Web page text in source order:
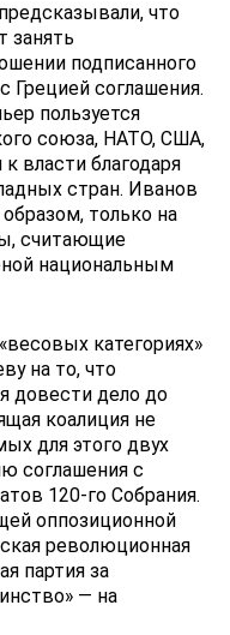
что
занять
подписанного
Грецией соглашения.
пользуется
союза, НАТО, США,
власти благодаря
стран. Иванов
только на
считающие
национальным
категориях»
на то, что
довести дело до
коалиция не
для этого двух
соглашения с
120-го Собрания.
оппозиционной
революционная
партия за
— на